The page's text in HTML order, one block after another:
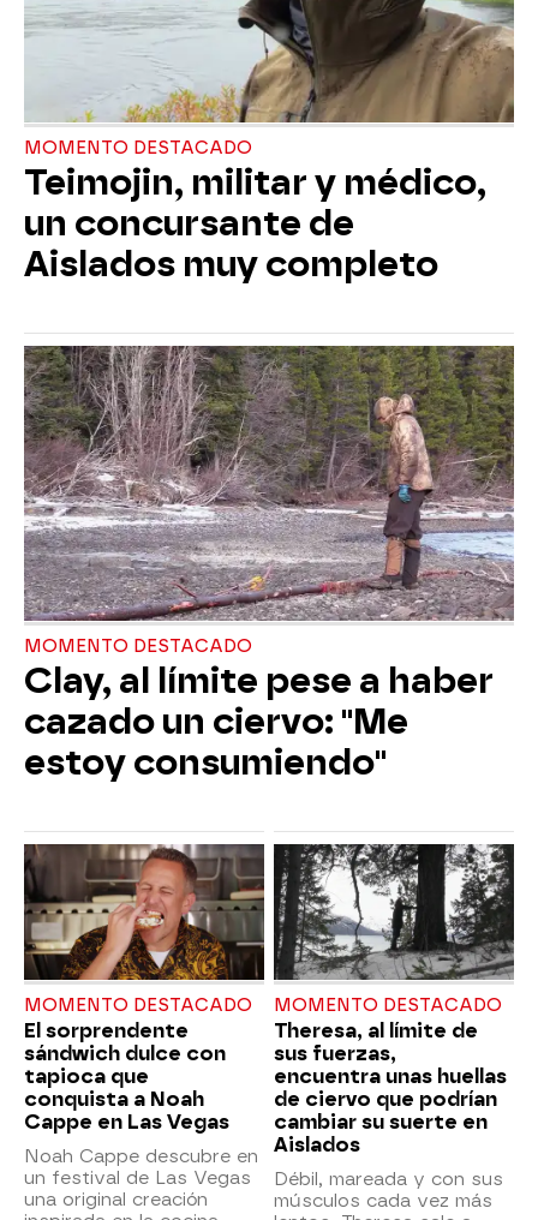
MOMENTO DESTACADO
Teimojin, militar y médico,
un concursante de
Aislados muy completo
MOMENTO DESTACADO
Clay, al límite pese a haber
cazado un ciervo: "Me
estoy consumiendo"
MOMENTO DESTACADO
El sorprendente
sándwich dulce con
tapioca que
conquista a Noah
Cappe en Las Vegas
Noah Cappe descubre en
un festival de Las Vegas
una original creación
MOMENTO DESTACADO
Theresa, al límite de
sus fuerzas,
encuentra unas huellas
de ciervo que podrían
cambiar su suerte en
Aislados
Débil, mareada y con sus
músculos cada vez más